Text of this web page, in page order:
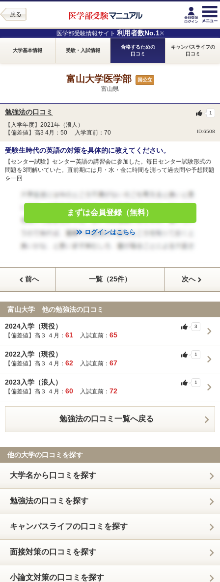
戻る
医学部受験情報サイト 利用者数No.1※
大学基本情報 受験・入試情報
合格するための
口コミ
キャンパスライフの
口コミ
富山大学医学部 国公立
富山県
勉強法の口コミ
【入学年度】2021年（浪人）
【偏差値】高3 4月：50 入学直前：70
ID:6508
1
受験生時代の英語の対策を具体的に教えてください。
【センター試験】センター英語の講習会に参加した。毎日センター試験形式の
問題を3問解いていた。直前期には月・水・金に時間を測って過去問や予想問題
を一回...
まずは会員登録（無料）
ログインはこちら
前へ 一覧（25件） 次へ
富山大学 他の勉強法の口コミ
2024入学（現役）
【偏差値】高３ ４月： 61 入試直前： 65
3
2022入学（現役）
【偏差値】高３ ４月： 62 入試直前： 67
1
2023入学（浪人）
【偏差値】高３ ４月： 60 入試直前： 72
1
勉強法の口コミ一覧へ戻る
他の大学の口コミを探す
大学名から口コミを探す
勉強法の口コミを探す
キャンパスライフの口コミを探す
面接対策の口コミを探す
小論文対策の口コミを探す